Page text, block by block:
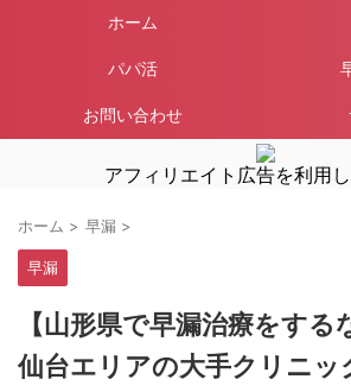
ホーム
パパ活
お問い合わせ
アフィリエイト広告を利用
ホーム > 早漏 >
早漏
【山形県で早漏治療をする
仙台エリアの大手クリニッ